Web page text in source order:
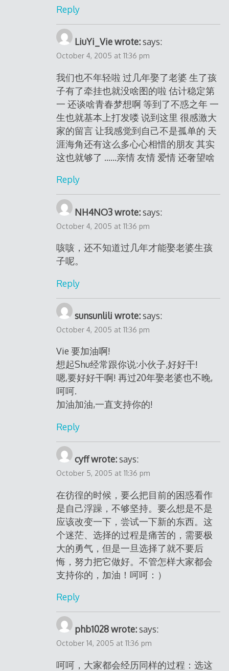
Reply
LiuYi_Vie wrote: says:
October 4, 2005 at 11:36 pm
我们也不年轻啦 过几年娶了老婆 生了孩
子有了牵挂也就没啥图的啦 估计稳定第
一 还谈啥青春梦想啊 等到了不惑之年 一
生也就基本上打发喽 说到这里 很感激大
家的留言 让我感觉到自己不是孤单的 天
涯海角还有这么多心心相惜的朋友 其实
这也就够了 ……亲情 友情 爱情 还奢望啥
Reply
NH4NO3 wrote: says:
October 4, 2005 at 11:36 pm
咳咳，还不知道过几年才能娶老婆生孩
子呢。
Reply
sunsunlili wrote: says:
October 4, 2005 at 11:36 pm
Vie 要加油啊!
想起Shu经常跟你说:小伙子,好好干!
嗯,要好好干啊! 再过20年娶老婆也不晚,
呵呵.
加油加油,一直支持你的!
Reply
cyff wrote: says:
October 5, 2005 at 11:36 pm
在彷徨的时候，要么把目前的困惑看作
是自己浮躁，不够坚持。要么想是不是
应该改变一下，尝试一下新的东西。这
个迷茫、选择的过程是痛苦的，需要极
大的勇气，但是一旦选择了就不要后
悔，努力把它做好。不管怎样大家都会
支持你的，加油！呵呵：）
Reply
phb1028 wrote: says:
October 14, 2005 at 11:36 pm
呵呵，大家都会经历同样的过程：选这